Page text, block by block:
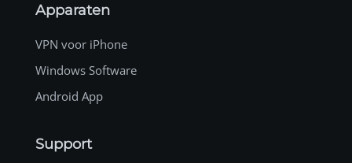
Apparaten
VPN voor iPhone
Windows Software
Android App
Support